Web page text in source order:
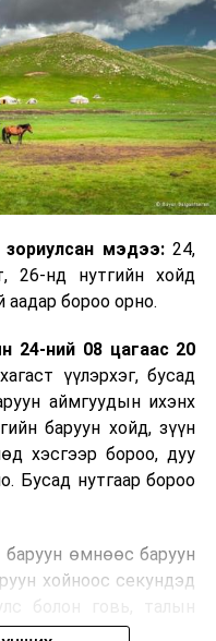
мэдээ:24,
26-нд нутгийн хойд
аадар бороо орно.
24-ний 08 цагаас 20
үүлэрхэг, бусад
аймгуудын ихэнх
баруун хойд, зүүн
хэсгээр бороо, дуу
Бусад нутгаар бороо
баруун өмнөөс баруун
хойноос секундэд
ширүүснэ.